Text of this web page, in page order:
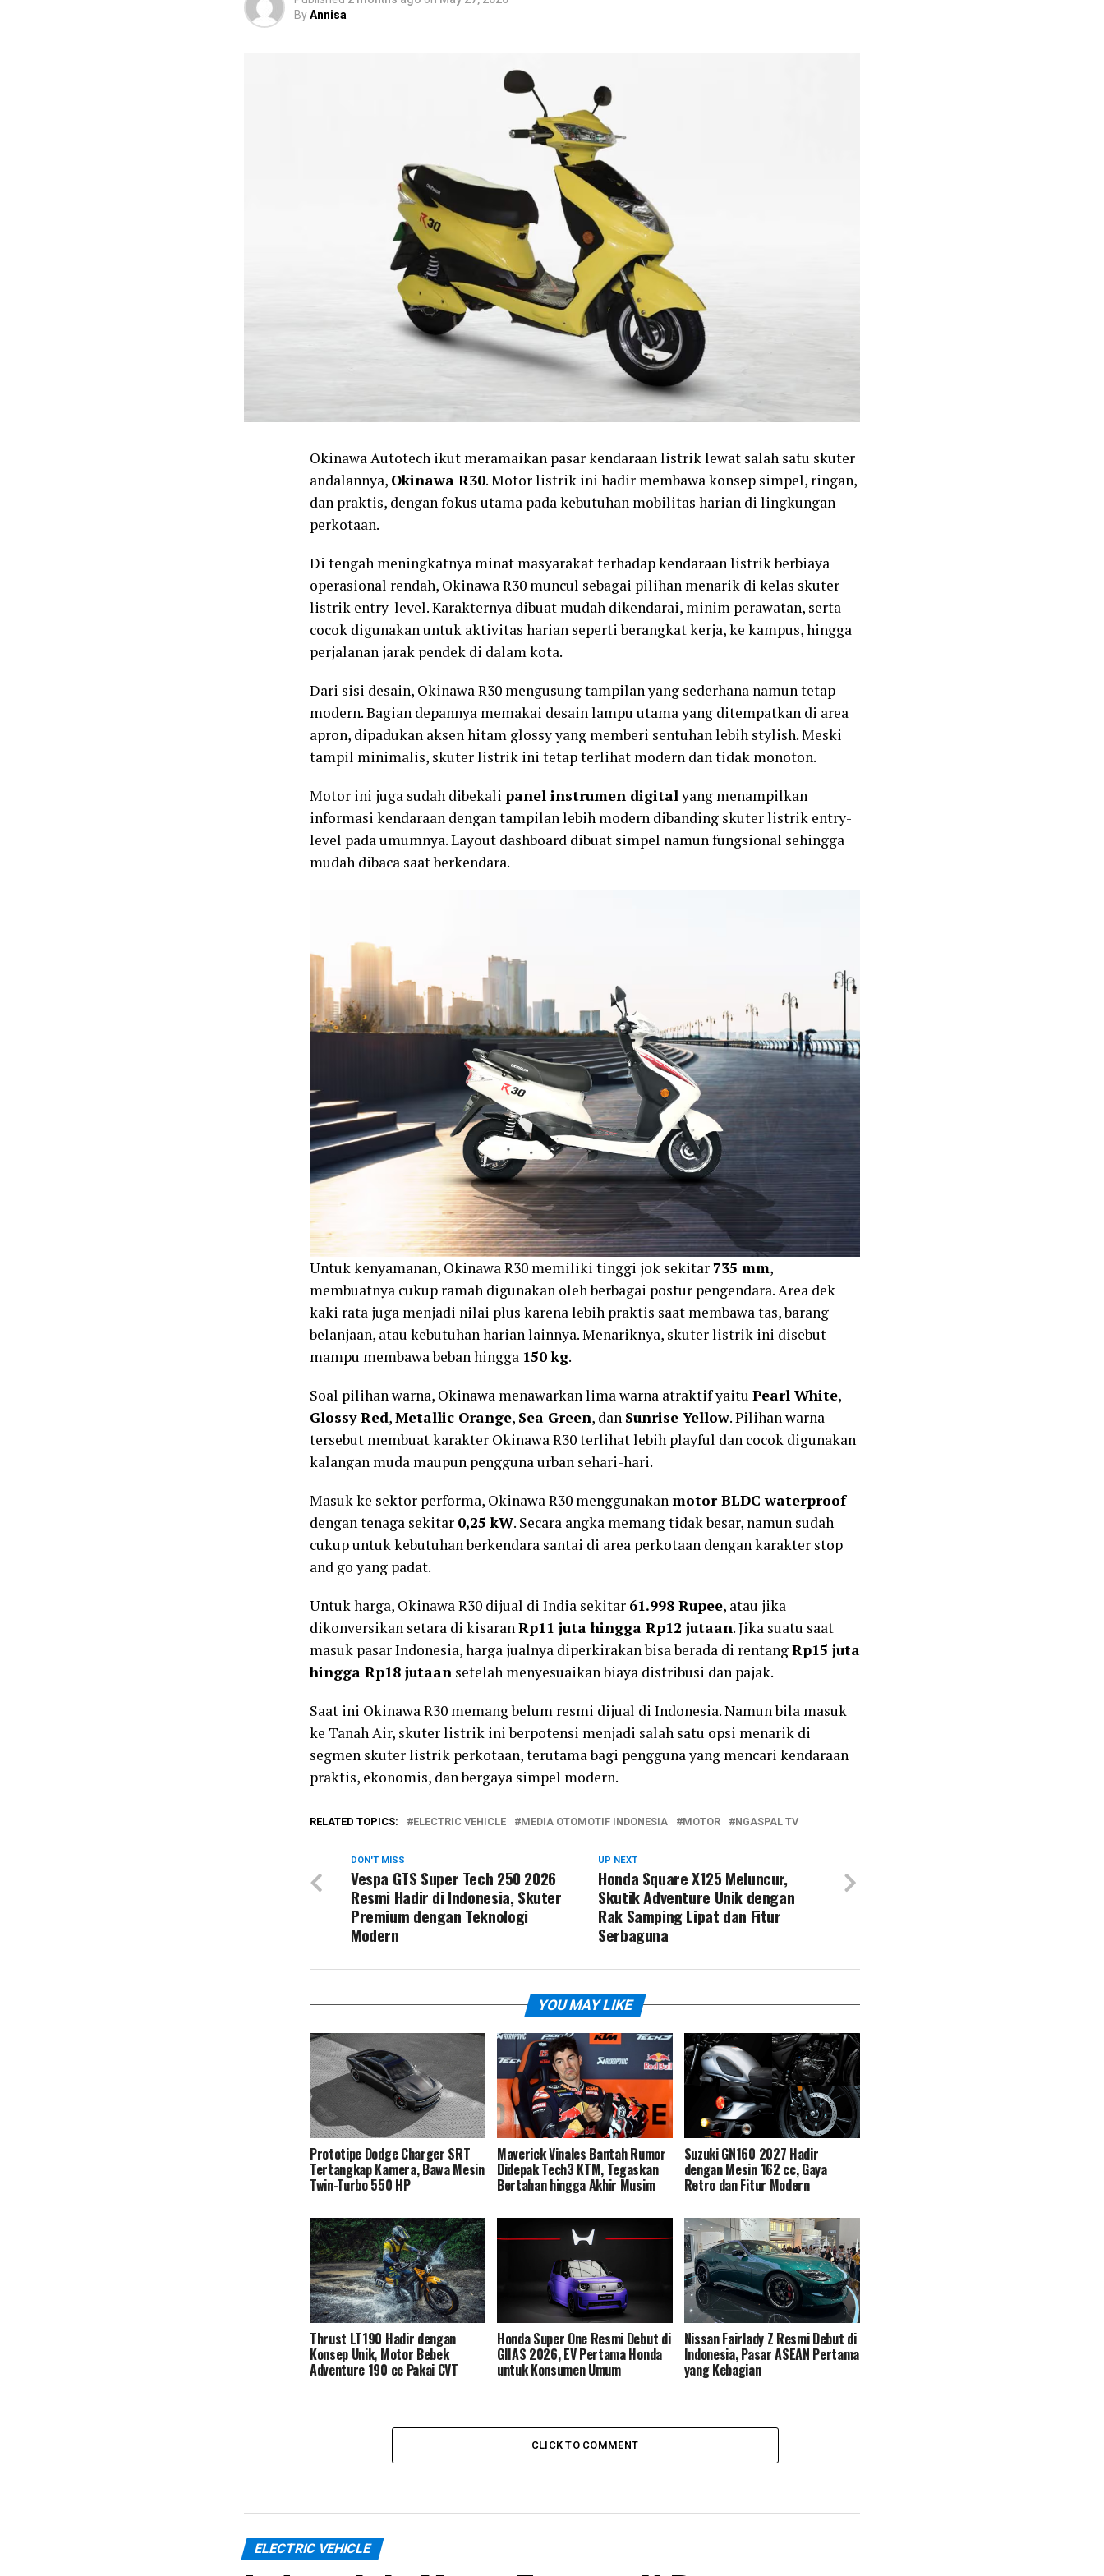
ByAnnisa
Okinawa Autotech ikut meramaikan pasar kendaraan listrik lewat salah satu skuter
andalannya, Okinawa R30. Motor listrik ini hadir membawa konsep simpel, ringan,
dan praktis, dengan fokus utama pada kebutuhan mobilitas harian di lingkungan
perkotaan.
Di tengah meningkatnya minat masyarakat terhadap kendaraan listrik berbiaya
operasional rendah, Okinawa R30 muncul sebagai pilihan menarik di kelas skuter
listrik entry-level. Karakternya dibuat mudah dikendarai, minim perawatan, serta
cocok digunakan untuk aktivitas harian seperti berangkat kerja, ke kampus, hingga
perjalanan jarak pendek di dalam kota.
Dari sisi desain, Okinawa R30 mengusung tampilan yang sederhana namun tetap
modern. Bagian depannya memakai desain lampu utama yang ditempatkan di area
apron, dipadukan aksen hitam glossy yang memberi sentuhan lebih stylish. Meski
tampil minimalis, skuter listrik ini tetap terlihat modern dan tidak monoton.
Motor ini juga sudah dibekali panel instrumen digitalyang menampilkan
informasi kendaraan dengan tampilan lebih modern dibanding skuter listrik entry-
level pada umumnya. Layout dashboard dibuat simpel namun fungsional sehingga
mudah dibaca saat berkendara.
Untuk kenyamanan, Okinawa R30 memiliki tinggi jok sekitar735 mm,
membuatnya cukup ramah digunakan oleh berbagai postur pengendara. Area dek
kaki rata juga menjadi nilai plus karena lebih praktis saat membawa tas, barang
belanjaan, atau kebutuhan harian lainnya. Menariknya, skuter listrik ini disebut
mampu membawa beban hingga 150 kg.
Soal pilihan warna, Okinawa menawarkan lima warna atraktif yaitu Pearl White,
Glossy Red,Metallic Orange, Sea Green, dan Sunrise Yellow. Pilihan warna
tersebut membuat karakter Okinawa R30 terlihat lebih playful dan cocok digunakan
kalangan muda maupun pengguna urban sehari-hari.
Masuk ke sektor performa, Okinawa R30 menggunakanmotor BLDC waterproof
dengan tenaga sekitar 0,25 kW. Secara angka memang tidak besar, namun sudah
cukup untuk kebutuhan berkendara santai di area perkotaan dengan karakter stop
and go yang padat.
Untuk harga, Okinawa R30 dijual di India sekitar 61.998 Rupee, atau jika
dikonversikan setara di kisaranRp11 juta hingga Rp12 jutaan. Jika suatu saat
masuk pasar Indonesia, harga jualnya diperkirakan bisa berada di rentangRp15 juta
hingga Rp18 jutaan setelah menyesuaikan biaya distribusi dan pajak.
Saat ini Okinawa R30 memang belum resmi dijual di Indonesia. Namun bila masuk
ke Tanah Air, skuter listrik ini berpotensi menjadi salah satu opsi menarik di
segmen skuter listrik perkotaan, terutama bagi pengguna yang mencari kendaraan
praktis, ekonomis, dan bergaya simpel modern.
RELATED TOPICS: ELECTRIC VEHICLE MEDIA OTOMOTIF INDONESIA MOTOR NGASPAL TV
UP NEXT
Honda Square X125 Meluncur,
Skutik Adventure Unik dengan
Rak Samping Lipat dan Fitur
Serbaguna
DON'T MISS
Vespa GTS Super Tech 250 2026
Resmi Hadir di Indonesia, Skuter
Premium dengan Teknologi
Modern
YOU MAY LIKE
Prototipe Dodge Charger SRT
Tertangkap Kamera, Bawa Mesin
Twin-Turbo 550 HP
Maverick Vinales Bantah Rumor
Didepak Tech3 KTM, Tegaskan
Bertahan hingga Akhir Musim
Suzuki GN160 2027 Hadir
dengan Mesin 162 cc, Gaya
Retro dan Fitur Modern
Thrust LT190 Hadir dengan
Konsep Unik, Motor Bebek
Adventure 190 cc Pakai CVT
Honda Super One Resmi Debut di
GIIAS 2026, EV Pertama Honda
untuk Konsumen Umum
Nissan Fairlady Z Resmi Debut di
Indonesia, Pasar ASEAN Pertama
yang Kebagian
CLICK TO COMMENT
ELECTRIC VEHICLE